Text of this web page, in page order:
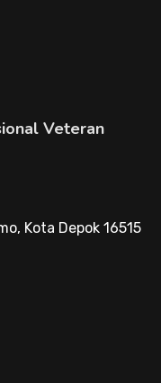
Veteran
Kota Depok 16515